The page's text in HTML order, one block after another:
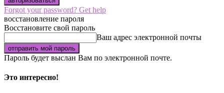
Forgot your password? Get help
восстановление пароля
Восстановите свой пароль
Ваш адрес электронной почты
Пароль будет выслан Вам по электронной почте.
Это интересно!